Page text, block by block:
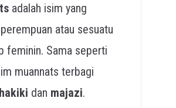
adalah isim yang
atau sesuatu
feminin. Sama seperti
muannats terbagi
hakiki dan majazi.